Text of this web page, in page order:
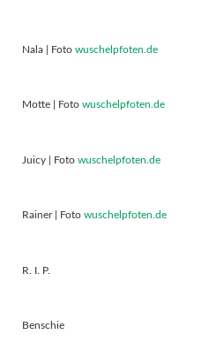
Nala | Foto wuschelpfoten.de
Motte | Foto wuschelpfoten.de
Juicy | Foto wuschelpfoten.de
Rainer | Foto wuschelpfoten.de
R. I. P.
Benschie